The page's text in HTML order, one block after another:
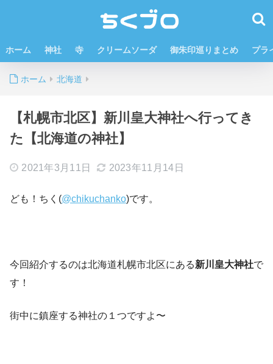
ホーム 神社 寺 クリームソーダ 御朱印巡りまとめ プラ
ホーム 北海道
【札幌市北区】新川皇大神社へ行ってき
た【北海道の神社】
2021年3月11日 2023年11月14日
ども！ちく(@chikuchanko)です。
今回紹介するのは北海道札幌市北区にある新川皇大神社で
す！
街中に鎮座する神社の１つですよ〜